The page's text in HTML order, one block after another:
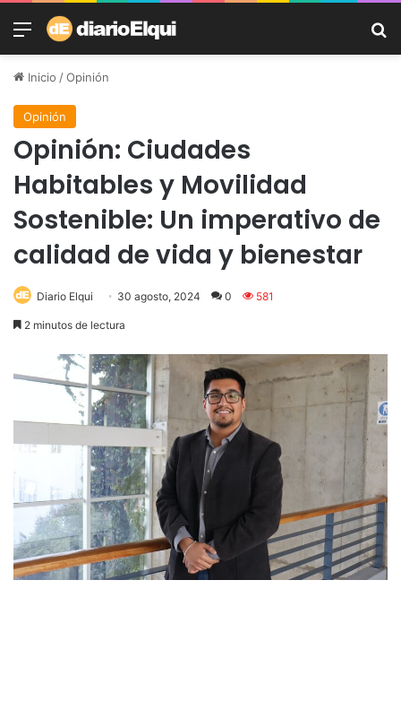
Menú
Inicio /Opinión
Opinión
Opinión: Ciudades
Habitables y Movilidad
Sostenible: Un imperativo de
calidad de vida y bienestar
Diario Elqui 30 agosto, 2024 0 581
2 minutos de lectura